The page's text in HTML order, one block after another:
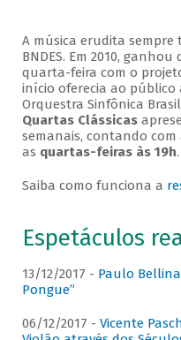
A música erudita
BNDES. Em 2010,
quarta-feira com o
início oferecia ao
Orquestra Sinfônica
Quartas Clássicas
semanais, contando
as quartas-feiras às 19h.
Saiba como funciona a
Espetáculos
13/12/2017 - Paulo
Pongue”
06/12/2017 - Vicente